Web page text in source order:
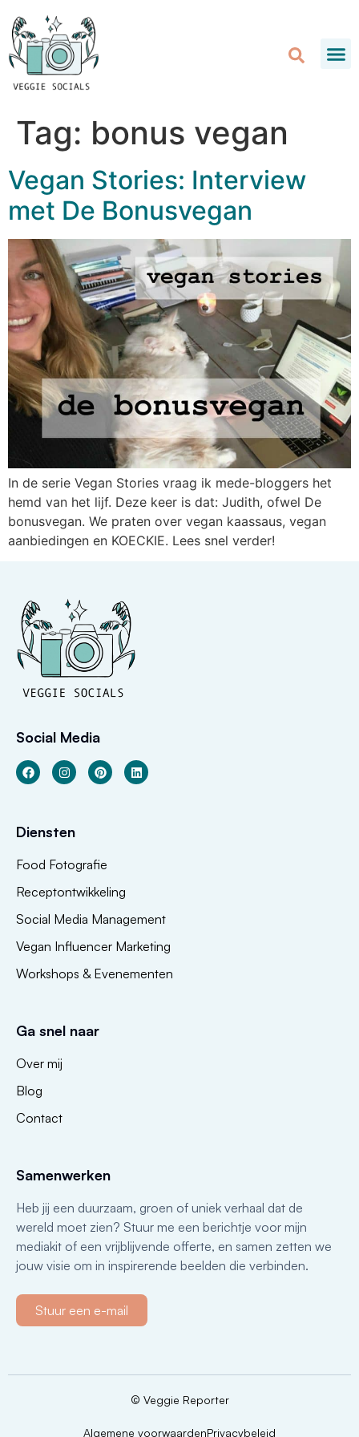
Tag: bonus vegan
Vegan Stories: Interview
met De Bonusvegan
In de serie Vegan Stories vraag ik mede-bloggers het
hemd van het lijf. Deze keer is dat: Judith, ofwel De
bonusvegan. We praten over vegan kaassaus, vegan
aanbiedingen en KOECKIE. Lees snel verder!
Social Media
Diensten
Food Fotografie
Receptontwikkeling
Social Media Management
Vegan Influencer Marketing
Workshops & Evenementen
Ga snel naar
Over mij
Blog
Contact
Samenwerken
Heb jij een duurzaam, groen of uniek verhaal dat de
wereld moet zien? Stuur me een berichtje voor mijn
mediakit of een vrijblijvende offerte, en samen zetten we
jouw visie om in inspirerende beelden die verbinden.
Stuur een e-mail
© Veggie Reporter
Algemene voorwaardenPrivacybeleid